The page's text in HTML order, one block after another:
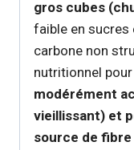
gros cubes
faible en sucres
carbone non
nutritionnel
modérément
vieillissant) et
source de